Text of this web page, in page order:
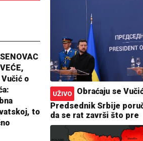
o
to
UŽIVO
Obraćaju se
Predsednik Srbije
da se rat završi što pre